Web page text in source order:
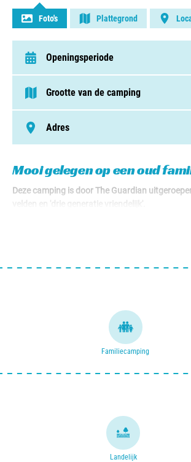
Foto's Plattegrond
Mooi gelegen op een oud
Deze camping is door The Guardian
velden en 'drie generatie vriendelijk'.
Familiecamping
Landelijk
Openingsperiode
van 18 februari t/m 31 december
Grootte van de camping
< 75 plaatsen
Adres
Millseweg 13, 5437 NB, Beers